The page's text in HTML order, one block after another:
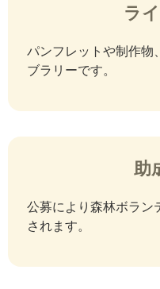
ラ
パンフレットや制作物
ブラリーです。
助
公募により森林ボラン
されます。